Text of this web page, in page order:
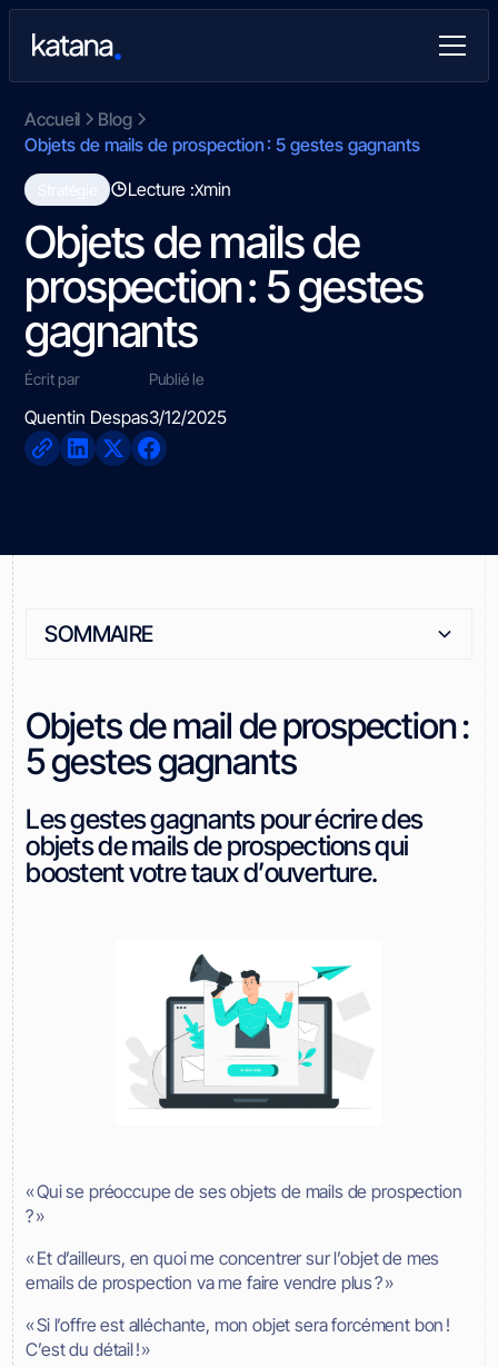
Accueil
Blog
Objets de mails de prospection : 5 gestes gagnants
Lecture :Xmin
Objets de mails de
prospection : 5 gestes
gagnants
Écrit par
Quentin Despas
Publié le
3/12/2025
SOMMAIRE
Objets de mail de prospection :
5 gestes gagnants
Les gestes gagnants pour écrire des
objets de mails de prospections qui
boostent votre taux d’ouverture.
« Qui se préoccupe de ses objets de mails de prospection
? »
« Et d’ailleurs, en quoi me concentrer sur l’objet de mes
emails de prospection va me faire vendre plus ? »
« Si l’offre est alléchante, mon objet sera forcément bon !
C’est du détail ! »